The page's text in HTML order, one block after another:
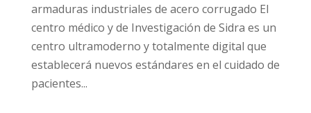
armaduras industriales de acero corrugado El
centro médico y de Investigación de Sidra es un
centro ultramoderno y totalmente digital que
establecerá nuevos estándares en el cuidado de
pacientes...